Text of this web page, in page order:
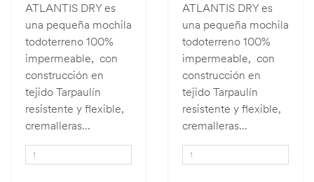
ATLANTIS DRY es
una pequeña mochila
todoterreno 100%
impermeable, con
construcción en
tejido Tarpaulín
resistente y flexible,
cremalleras...
ATLANTIS DRY es
una pequeña mochila
todoterreno 100%
impermeable, con
construcción en
tejido Tarpaulín
resistente y flexible,
cremalleras...